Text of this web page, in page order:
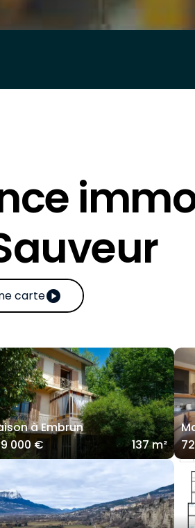
carteplay_circle
à Embrun
000 €
137 m²